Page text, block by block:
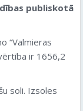
publiskotā
“Valmieras
ir 1656,2
soli. Izsoles